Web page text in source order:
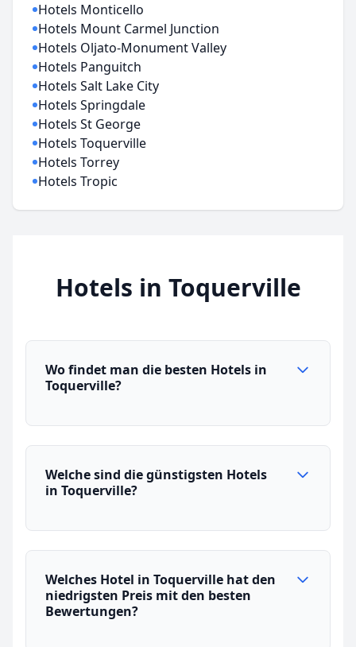
Hotels Monticello
Hotels Mount Carmel Junction
Hotels Oljato-Monument Valley
Hotels Panguitch
Hotels Salt Lake City
Hotels Springdale
Hotels St George
Hotels Toquerville
Hotels Torrey
Hotels Tropic
Hotels in Toquerville
Wo findet man die besten Hotels in
Toquerville?
Welche sind die günstigsten Hotels
in Toquerville?
Welches Hotel in Toquerville hat den
niedrigsten Preis mit den besten
Bewertungen?